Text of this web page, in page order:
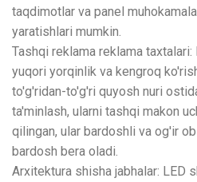
taqdimotlar va panel
yaratishlari mumkin.
Tashqi reklama reklama
yuqori yorqinlik va kengroq
to'g'ridan-to'g'ri quyosh nuri
ta'minlash, ularni tashqi makon
qilingan, ular bardoshli va og'ir
bardosh bera oladi.
Arxitektura shisha jabhalar: LED